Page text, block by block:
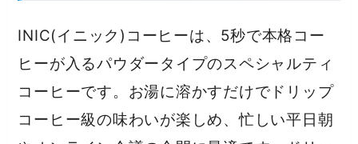
INIC(イニック)コーヒーは、5秒で本格コー
ヒーが入るパウダータイプのスペシャルティ
コーヒーです。お湯に溶かすだけでドリップ
コーヒー級の味わいが楽しめ、忙しい平日朝